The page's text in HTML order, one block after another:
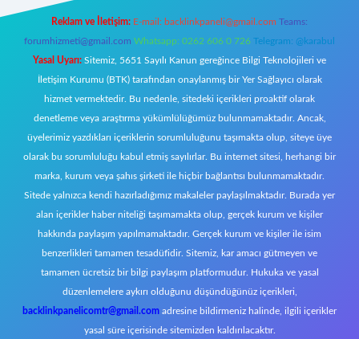
Reklam ve İletişim: E-mail: backlinkpaneli@gmail.com Teams:
forumhizmeti@gmail.com Whatsapp: 0262 606 0 726 Telegram: @karabul
Yasal Uyarı: Sitemiz, 5651 Sayılı Kanun gereğince Bilgi Teknolojileri ve
İletişim Kurumu (BTK) tarafından onaylanmış bir Yer Sağlayıcı olarak
hizmet vermektedir. Bu nedenle, sitedeki içerikleri proaktif olarak
denetleme veya araştırma yükümlülüğümüz bulunmamaktadır. Ancak,
üyelerimiz yazdıkları içeriklerin sorumluluğunu taşımakta olup, siteye üye
olarak bu sorumluluğu kabul etmiş sayılırlar. Bu internet sitesi, herhangi bir
marka, kurum veya şahıs şirketi ile hiçbir bağlantısı bulunmamaktadır.
Sitede yalnızca kendi hazırladığımız makaleler paylaşılmaktadır. Burada yer
alan içerikler haber niteliği taşımamakta olup, gerçek kurum ve kişiler
hakkında paylaşım yapılmamaktadır. Gerçek kurum ve kişiler ile isim
benzerlikleri tamamen tesadüfidir. Sitemiz, kar amacı gütmeyen ve
tamamen ücretsiz bir bilgi paylaşım platformudur. Hukuka ve yasal
düzenlemelere aykırı olduğunu düşündüğünüz içerikleri,
backlinkpanelicomtr@gmail.com adresine bildirmeniz halinde, ilgili içerikler
yasal süre içerisinde sitemizden kaldırılacaktır.